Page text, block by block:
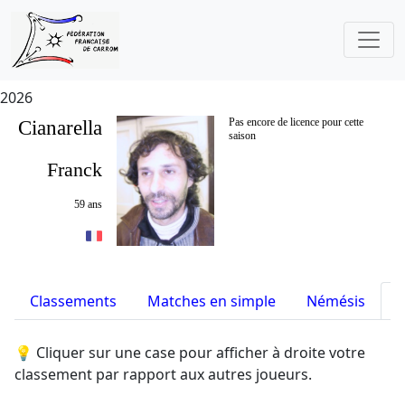
2026
Cianarella
Pas encore de licence pour cette
saison
Franck
59 ans
Classements Matches en simple Némésis
💡 Cliquer sur une case pour afficher à droite votre
classement par rapport aux autres joueurs.